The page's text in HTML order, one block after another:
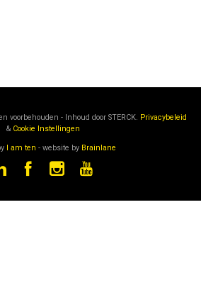
voorbehouden - Inhoud door STERCK. Privacybeleid
& Cookie Instellingen
I am ten - website by Brainlane